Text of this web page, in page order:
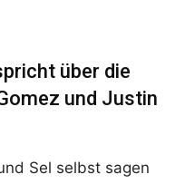
über die
und Justin
Sel selbst sagen